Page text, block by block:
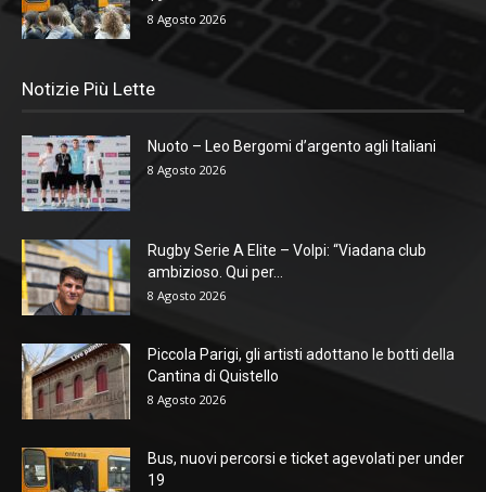
8 Agosto 2026
Notizie Più Lette
Nuoto – Leo Bergomi d’argento agli Italiani
8 Agosto 2026
Rugby Serie A Elite – Volpi: “Viadana club
ambizioso. Qui per...
8 Agosto 2026
Piccola Parigi, gli artisti adottano le botti della
Cantina di Quistello
8 Agosto 2026
Bus, nuovi percorsi e ticket agevolati per under
19